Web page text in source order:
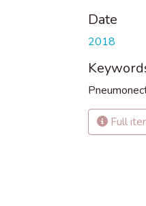
Date
2018
Full